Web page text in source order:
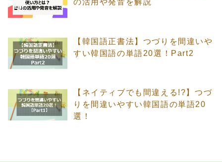
【韓国語正書法】つづりを間違いや
すい韓国語の単語20選！Part2
【ネイティブでも間違える!?】つづ
りを間違いやすい韓国語の単語20
選！